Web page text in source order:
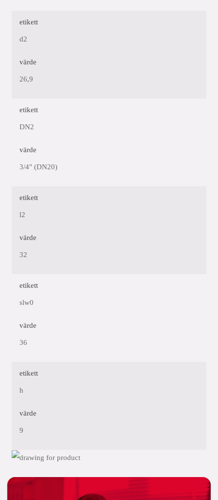
etikett
d2
värde
26,9
etikett
DN2
värde
3/4" (DN20)
etikett
l2
värde
32
etikett
slw0
värde
36
etikett
h
värde
9